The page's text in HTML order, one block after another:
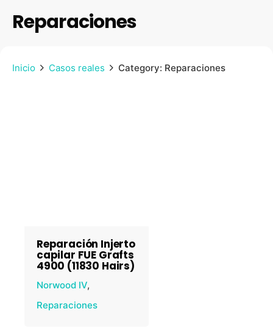
Reparaciones
Inicio Casos reales Category: Reparaciones
Reparación Injerto
capilar FUE Grafts
4900 (11830 Hairs)
Norwood IV
Reparaciones